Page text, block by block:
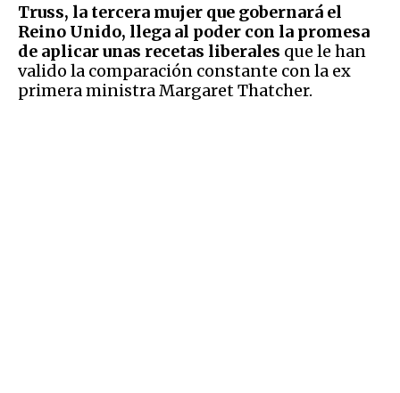
Truss, la tercera mujer que gobernará el
Reino Unido, llega al poder con la promesa
de aplicar unas recetas liberales que le han
valido la comparación constante con la ex
primera ministra Margaret Thatcher.